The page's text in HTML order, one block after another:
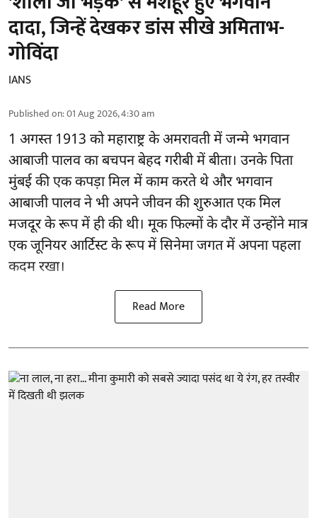
दादा, जिन्हें देखकर डांस सीखे अमिताभ-
गोविंदा
IANS
Published on:01 Aug 2026, 4:30 am
1 अगस्त 1913 को महाराष्ट्र के अमरावती में जन्मे भगवान
आबाजी पालव का बचपन बेहद गरीबी में बीता। उनके पिता
मुंबई की एक कपड़ा मिल में काम करते थे और भगवान
आबाजी पालव ने भी अपने जीवन की शुरुआत एक मिल
मजदूर के रूप में ही की थी। मूक फिल्मों के दौर में उन्होंने मात्र
एक जूनियर आर्टिस्ट के रूप में सिनेमा जगत में अपना पहला
कदम रखा।
Read More